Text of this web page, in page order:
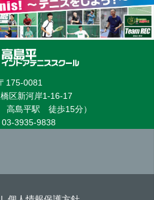
175-0081
区新河岸1-16-17
高島平駅 徒歩15分）
03-3935-9838